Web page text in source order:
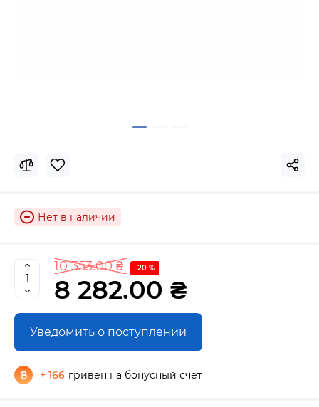
Нет в наличии
10 353.00 ₴ -20 %
8 282.00 ₴
Уведомить о поступлении
+ 166 гривен на бонусный счет